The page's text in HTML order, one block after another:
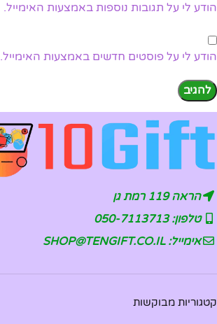
הודע לי על תגובות נוספות באמצעות האימייל.
הודע לי על פוסטים חדשים באמצעות האימייל.
הראה 119 רמת גן
טלפון: 050-7113713
אימייל: SHOP@TENGIFT.CO.IL
קטגוריות מבוקשות